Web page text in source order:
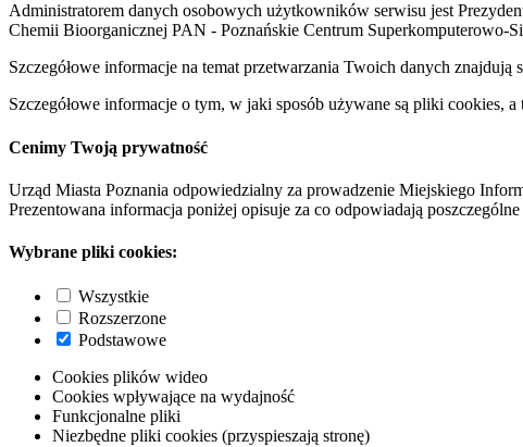
Administratorem danych osobowych użytkowników serwisu jest
Chemii Bioorganicznej PAN - Poznańskie Centrum Superkomputerowo-
Szczegółowe informacje na temat przetwarzania Twoich danych znajdują
Szczegółowe informacje o tym, w jaki sposób używane są pliki cookies,
Cenimy Twoją prywatność
Urząd Miasta Poznania odpowiedzialny za prowadzenie Miejskiego
Prezentowana informacja poniżej opisuje za co odpowiadają
Wybrane pliki cookies:
Wszystkie
Rozszerzone
Podstawowe
Cookies plików wideo
Cookies wpływające na wydajność
Funkcjonalne pliki
Niezbędne pliki cookies (przyspieszają stronę)